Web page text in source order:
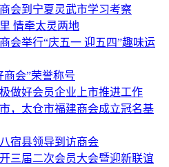
会到宁夏灵武市学习考察
情牵太灵两地
会举行“庆五一 迎五四”趣味运
商会”荣誉称号
做好会员企业上市推进工作
，太仓市福建商会成立冠名基
宿县领导到访商会
三届二次会员大会暨迎新联谊